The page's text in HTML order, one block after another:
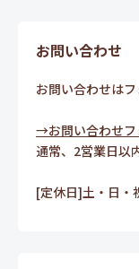
お問い合わせ
お問い合わせはフ
→お問い合わせフ
通常、2営業日以
[定休日]土・日・